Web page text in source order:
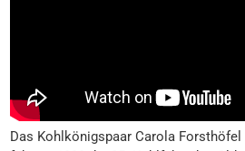
Das Kohlkönigspaar Carola